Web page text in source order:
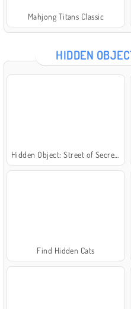
Mahjong Titans Classic
HIDDEN
Find Hidden Cats